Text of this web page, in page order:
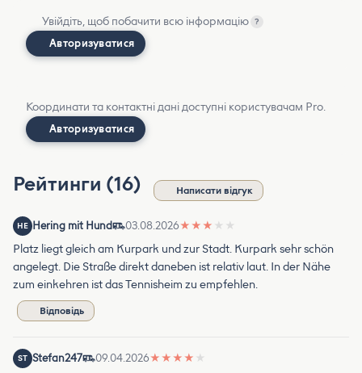
Увійдіть, щоб побачити всю інформацію ?
Авторизуватися
Координати та контактні дані доступні користувачам Pro.
Авторизуватися
Рейтинги (16) Написати відгук
HE Hering mit Hund 03.08.2026★ ★ ★ ★ ★
Platz liegt gleich am Kurpark und zur Stadt. Kurpark sehr schön
angelegt. Die Straße direkt daneben ist relativ laut. In der Nähe
zum einkehren ist das Tennisheim zu empfehlen.
Відповідь
ST Stefan247 09.04.2026★ ★ ★ ★ ★